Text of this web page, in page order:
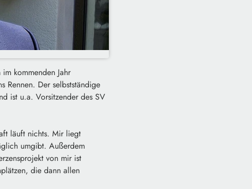
kommenden Jahr
Rennen. Der selbstständige
ist u.a. Vorsitzender des SV
läuft nichts. Mir liegt
umgibt. Außerdem
von mir ist
die dann allen